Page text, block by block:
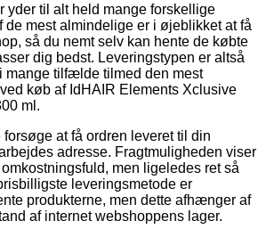
yder til alt held mange forskellige
de mest almindelige er i øjeblikket at få
så du nemt selv kan hente de købte
dig bedst. Leveringstypen er altså
mange tilfælde tilmed den mest
køb af IdHAIR Elements Xclusive
ml.
at få ordren leveret til din
adresse. Fragtmuligheden viser
men ligeledes ret så
leveringsmetode er
produkterne, men dette afhænger af
af internet webshoppens lager.